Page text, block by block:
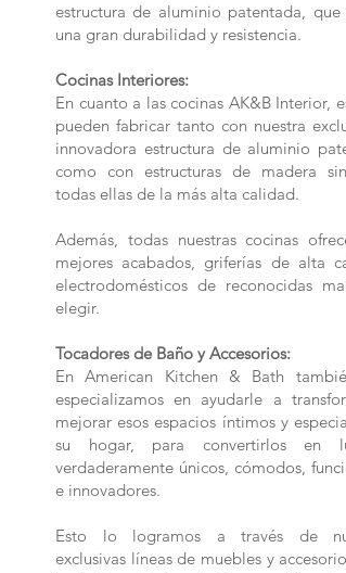
estructura de aluminio patentada, que
una gran durabilidad y resistencia.
Cocinas Interiores:
En cuanto a las cocinas AK&B Interior,
pueden fabricar tanto con nuestra
innovadora estructura de aluminio
como con estructuras de madera
todas ellas de la más alta calidad.
Además, todas nuestras cocinas
mejores acabados, griferías de alta
electrodomésticos de reconocidas
elegir.
Tocadores de Baño y Accesorios:
En American Kitchen & Bath
especializamos en ayudarle a
mejorar esos espacios íntimos y
su hogar, para convertirlos en
verdaderamente únicos, cómodos,
e innovadores.
Esto lo logramos a través de
exclusivas líneas de muebles y